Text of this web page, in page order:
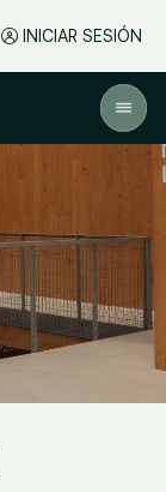
INICIAR SESIÓN